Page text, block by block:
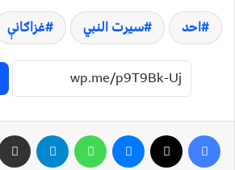
احد سیرت النبي غزاګانې